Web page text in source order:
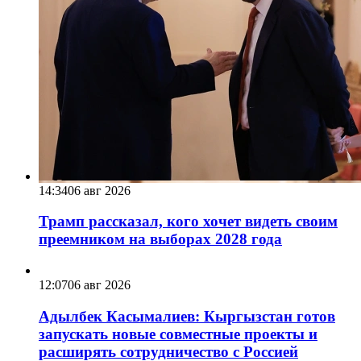
14:3406 авг 2026
Трамп рассказал, кого хочет видеть своим
преемником на выборах 2028 года
12:0706 авг 2026
Адылбек Касымалиев: Кыргызстан готов
запускать новые совместные проекты и
расширять сотрудничество с Россией